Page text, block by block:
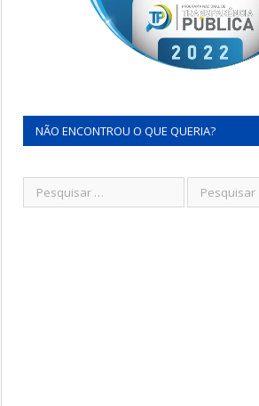
NÃO ENCONTROU O QUE QUERIA?